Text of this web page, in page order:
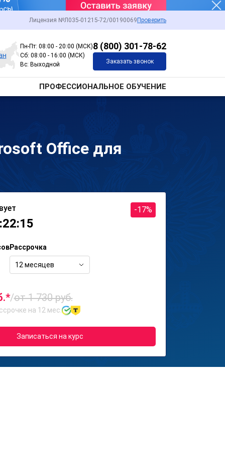
Лицензия №Л035-01215-72/00190069 Проверить
Пн-Пт: 08:00 - 20:00 (МСК)
Сб: 08:00 - 16:00 (МСК)
Вс: Выходной
8 (800) 301-78-62
Заказать звонок
ПРОФЕССИОНАЛЬНОЕ ОБУЧЕНИЕ
Office для
-17%
Рассрочка
12 месяцев
/от 1 730 руб.
на 12 мес.
Записаться на курс